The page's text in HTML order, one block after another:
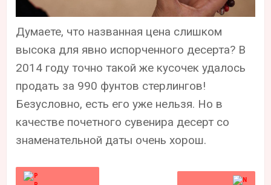
Думаете, что названная цена слишком
высока для явно испорченного десерта? В
2014 году точно такой же кусочек удалось
продать за 990 фунтов стерлингов!
Безусловно, есть его уже нельзя. Но в
качестве почетного сувенира десерт со
знаменательной даты очень хорош.